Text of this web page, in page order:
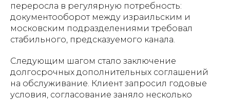
переросла в регулярную потребность:
документооборот между израильским и
московским подразделениями требовал
стабильного, предсказуемого канала.
Следующим шагом стало заключение
долгосрочных дополнительных соглашений
на обслуживание. Клиент запросил годовые
условия, согласование заняло несколько